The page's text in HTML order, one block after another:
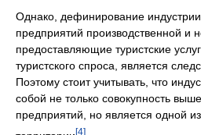
Однако, дефинирование индустрии
предприятий производственной и
предоставляющие туристские
туристского спроса, является
Поэтому стоит учитывать, что
собой не только совокупность
предприятий, но является одной
[4]